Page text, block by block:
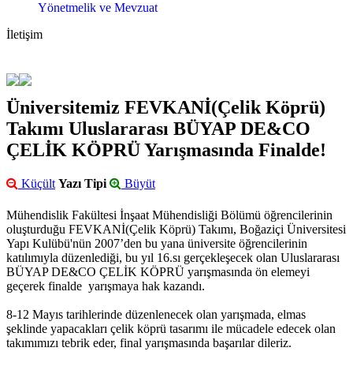
Yönetmelik ve Mevzuat
İletişim
Üniversitemiz FEVKANİ(Çelik Köprü)
Takımı Uluslararası BÜYAP DE&CO
ÇELİK KÖPRÜ Yarışmasında Finalde!
Küçült Yazı Tipi Büyüt
Mühendislik Fakültesi İnşaat Mühendisliği Bölümü öğrencilerinin
oluşturduğu FEVKANİ(Çelik Köprü) Takımı, Boğaziçi Üniversitesi
Yapı Kulübü'nün 2007’den bu yana üniversite öğrencilerinin
katılımıyla düzenlediği, bu yıl 16.sı gerçekleşecek olan Uluslararası
BÜYAP DE&CO ÇELİK KÖPRÜ yarışmasında ön elemeyi
geçerek finalde yarışmaya hak kazandı.
8-12 Mayıs tarihlerinde düzenlenecek olan yarışmada, elmas
şeklinde yapacakları çelik köprü tasarımı ile mücadele edecek olan
takımımızı tebrik eder, final yarışmasında başarılar dileriz.